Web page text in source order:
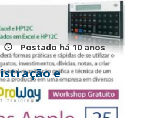
Postado há10 anos
e
Excel e ganhe
HP12C!